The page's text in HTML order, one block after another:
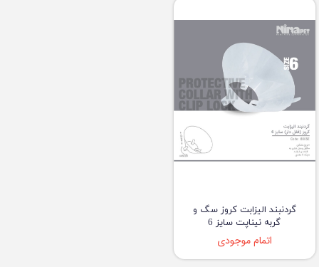
گردنبند الیزابت کروز سگ و
گربه نیناپت سایز 6
اتمام موجودی